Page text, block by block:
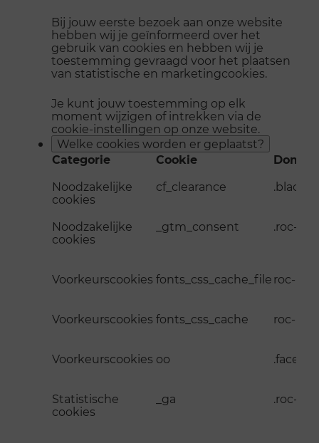
Bij jouw eerste bezoek aan onze website
hebben wij je geïnformeerd over het
gebruik van cookies en hebben wij je
toestemming gevraagd voor het plaatsen
van statistische en marketingcookies.
Je kunt jouw toestemming op elk
moment wijzigen of intrekken via de
cookie-instellingen op onze website.
Welke cookies worden er geplaatst?
Categorie
Cookie
Noodzakelijke
cookies
cf_clearance
Noodzakelijke
cookies
_gtm_consent .roc-
Voorkeurscookies fonts_css_cache_fileroc-
Voorkeurscookies fonts_css_cache roc-
Voorkeurscookies oo
Statistische
cookies
_ga .roc-